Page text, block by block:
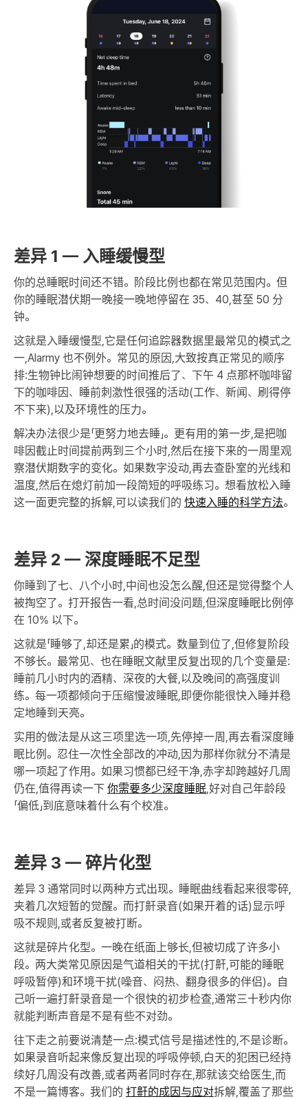
差异 1 — 入睡缓慢型
你的总睡眠时间还不错。阶段比例也都在常见范围内。但
你的睡眠潜伏期一晚接一晚地停留在 35、40,甚至 50 分
钟。
这就是入睡缓慢型,它是任何追踪器数据里最常见的模式之
一,Alarmy 也不例外。常见的原因,大致按真正常见的顺序
排:生物钟比闹钟想要的时间推后了、下午 4 点那杯咖啡留
下的咖啡因、睡前刺激性很强的活动(工作、新闻、刷得停
不下来),以及环境性的压力。
解决办法很少是「更努力地去睡」。更有用的第一步,是把咖
啡因截止时间提前两到三个小时,然后在接下来的一周里观
察潜伏期数字的变化。如果数字没动,再去查卧室的光线和
温度,然后在熄灯前加一段简短的呼吸练习。想看放松入睡
这一面更完整的拆解,可以读我们的 快速入睡的科学方法。
差异 2 — 深度睡眠不足型
你睡到了七、八个小时,中间也没怎么醒,但还是觉得整个人
被掏空了。打开报告一看,总时间没问题,但深度睡眠比例停
在 10% 以下。
这就是「睡够了,却还是累」的模式。数量到位了,但修复阶段
不够长。最常见、也在睡眠文献里反复出现的几个变量是:
睡前几小时内的酒精、深夜的大餐,以及晚间的高强度训
练。每一项都倾向于压缩慢波睡眠,即便你能很快入睡并稳
定地睡到天亮。
实用的做法是从这三项里选一项,先停掉一周,再去看深度睡
眠比例。忍住一次性全部改的冲动,因为那样你就分不清是
哪一项起了作用。如果习惯都已经干净,赤字却跨越好几周
仍在,值得再读一下 你需要多少深度睡眠,好对自己年龄段
「偏低」到底意味着什么有个校准。
差异 3 — 碎片化型
差异 3 通常同时以两种方式出现。睡眠曲线看起来很零碎,
夹着几次短暂的觉醒。而打鼾录音(如果开着的话)显示呼
吸不规则,或者反复被打断。
这就是碎片化型。一晚在纸面上够长,但被切成了许多小
段。两大类常见原因是气道相关的干扰(打鼾,可能的睡眠
呼吸暂停)和环境干扰(噪音、闷热、翻身很多的伴侣)。自
己听一遍打鼾录音是一个很快的初步检查,通常三十秒内你
就能判断声音是不是有些不对劲。
往下走之前要说清楚一点:模式信号是描述性的,不是诊断。
如果录音听起来像反复出现的呼吸停顿,白天的犯困已经持
续好几周没有改善,或者两者同时存在,那就该交给医生,而
不是一篇博客。我们的 打鼾的成因与应对拆解,覆盖了那些